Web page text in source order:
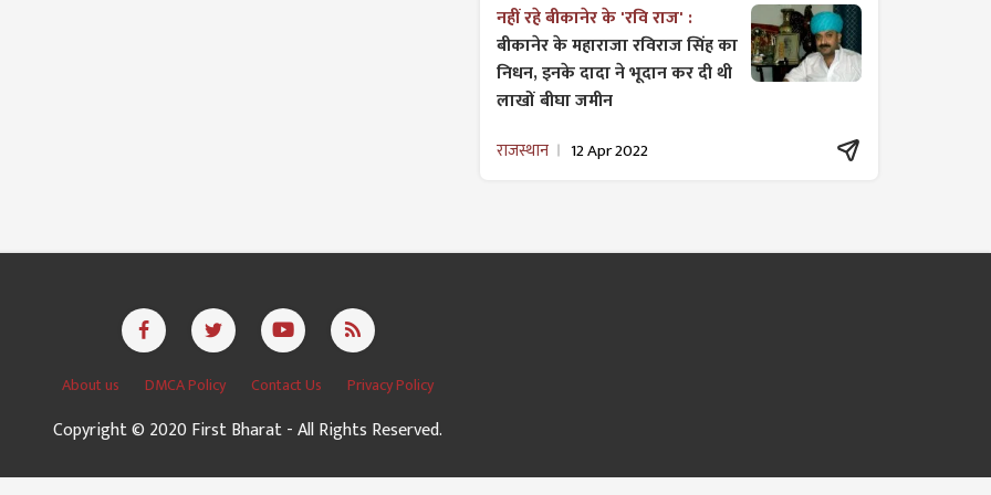
नहीं रहे बीकानेर के 'रवि राज' :
बीकानेर के महाराजा रविराज सिंह का
निधन, इनके दादा ने भूदान कर दी थी
लाखों बीघा जमीन
राजस्थान 12 Apr 2022
About us DMCA Policy Contact Us Privacy Policy
Copyright © 2020 First Bharat - All Rights Reserved.